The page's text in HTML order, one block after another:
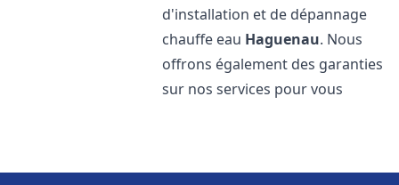
d'installation et de dépannage
chauffe eau Haguenau. Nous
offrons également des garanties
sur nos services pour vous